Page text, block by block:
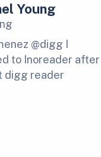
Young
@digg I
to Inoreader after
digg reader